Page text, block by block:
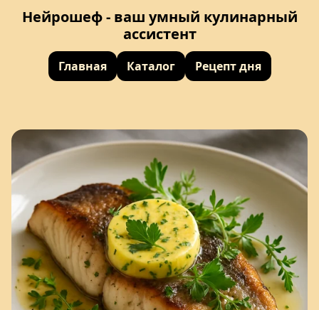
Нейрошеф - ваш умный кулинарный
ассистент
Главная Каталог Рецепт дня